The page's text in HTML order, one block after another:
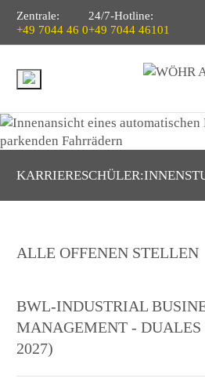
Zentrale:
+49 7044 46 0
24/7-Hotline:
+49 7044 46101
KARRIERESCHÜLER:INNEN
ALLE OFFENEN STELLEN
BWL-INDUSTRIAL
MANAGEMENT -
2027)